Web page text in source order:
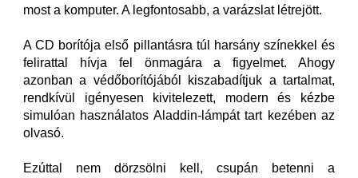
most a komputer. A legfontosabb, a varázslat létrejött.
A CD borítója első pillantásra túl harsány színekkel és
felirattal hívja fel önmagára a figyelmet. Ahogy
azonban a védőborítójából kiszabadítjuk a tartalmat,
rendkívül igényesen kivitelezett, modern és kézbe
simulóan használatos Aladdin-lámpát tart kezében az
olvasó.
Ezúttal nem dörzsölni kell, csupán betenni a